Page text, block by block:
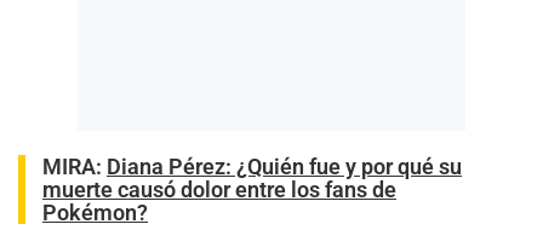
MIRA: Diana Pérez: ¿Quién fue y por qué su
muerte causó dolor entre los fans de
Pokémon?